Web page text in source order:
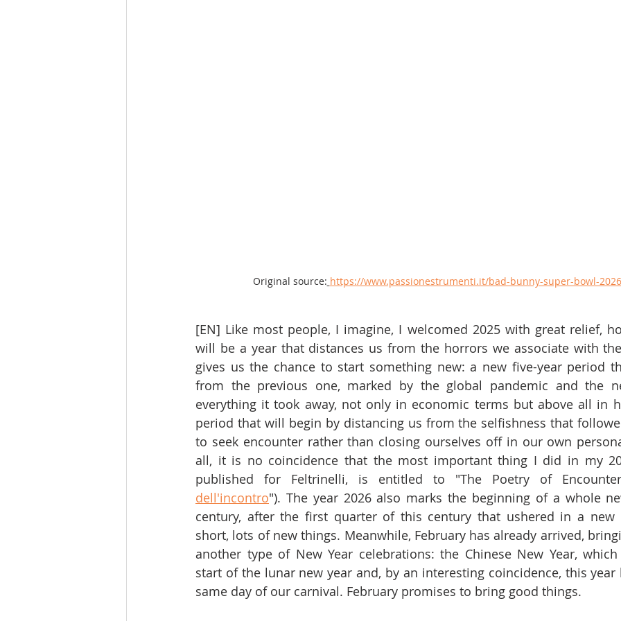
Original source: https://www.passionestrumenti.it/bad-bunny-super-bowl-
[EN] Like most people, I imagine, I welcomed 2025 with great relief,
will be a year that distances us from the horrors we associate with
gives us the chance to start something new: a new five-year period
from the previous one, marked by the global pandemic and the
everything it took away, not only in economic terms but above all in
period that will begin by distancing us from the selfishness that
to seek encounter rather than closing ourselves off in our own
all, it is no coincidence that the most important thing I did in my
published for Feltrinelli, is entitled to "The Poetry of
dell'incontro"). The year 2026 also marks the beginning of a whole
century, after the first quarter of this century that ushered in a new
short, lots of new things. Meanwhile, February has already arrived,
another type of New Year celebrations: the Chinese New Year,
start of the lunar new year and, by an interesting coincidence, this
same day of our carnival. February promises to bring good things.